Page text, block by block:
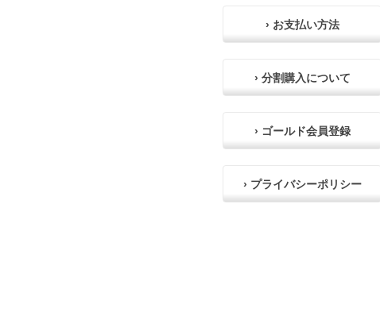
› お支払い方法
› 分割購入について
› ゴールド会員登録
› プライバシーポリシー